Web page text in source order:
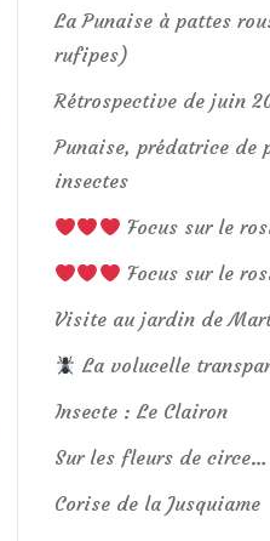
La Punaise à pattes
rufipes)
Rétrospective de juin
Punaise, prédatrice de
insectes
Focus sur le
Focus sur le
Visite au jardin de
La volucelle
Insecte : Le Clairon
Sur les fleurs de circe…
Corise de la Jusquiame